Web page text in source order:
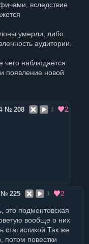
вследствие
умерли, либо
аудитории.
чего наблюдается
и появление новой
№ 208 2 2
№ 225 3 2
это подментовская
вообще о них
статистикой.Так же
потом повестки